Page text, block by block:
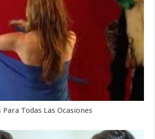
Todas Las Ocasiones